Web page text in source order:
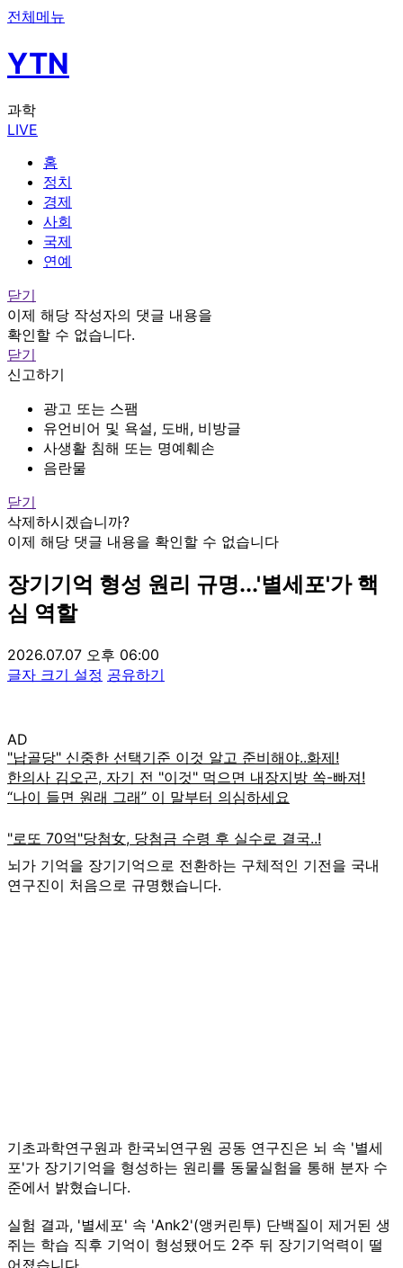
전체메뉴
YTN
과학
LIVE
홈
정치
경제
사회
국제
연예
닫기
이제 해당 작성자의 댓글 내용을
확인할 수 없습니다.
닫기
신고하기
광고 또는 스팸
유언비어 및 욕설, 도배, 비방글
사생활 침해 또는 명예훼손
음란물
닫기
삭제하시겠습니까?
이제 해당 댓글 내용을 확인할 수 없습니다
장기기억 형성 원리 규명...'별세포'가 핵
심 역할
2026.07.07 오후 06:00
글자 크기 설정 공유하기
AD
뇌가 기억을 장기기억으로 전환하는 구체적인 기전을 국내
연구진이 처음으로 규명했습니다.
기초과학연구원과 한국뇌연구원 공동 연구진은 뇌 속 '별세
포'가 장기기억을 형성하는 원리를 동물실험을 통해 분자 수
준에서 밝혔습니다.
실험 결과, '별세포' 속 'Ank2'(앵커린투) 단백질이 제거된 생
쥐는 학습 직후 기억이 형성됐어도 2주 뒤 장기기억력이 떨
어졌습니다.